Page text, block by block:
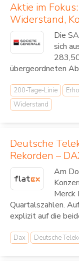
Aktie im
Widerstand,
Die
sich
übergeordneten
200-Tage-Linie
Widerstand
Deutsche
Rekorden –
Am
Merck
Quartalszahlen.
explizit auf die
Dax Deutsche